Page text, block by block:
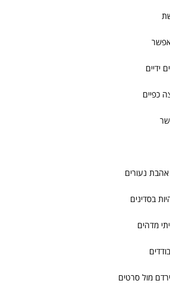
אפשר
ידיים
כפיים
נעורים
בסדינים
מדהים
מול סרטים